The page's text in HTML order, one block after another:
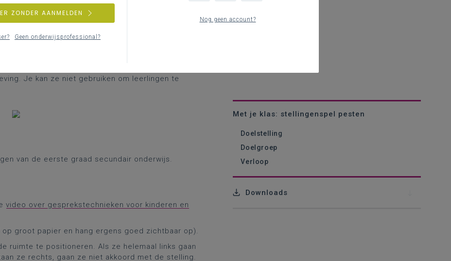
Met je klas: stellingenspel pesten
Doelstelling
Doelgroep
Verloop
Downloads
inzicht te krijgen in de ervaringen, meningen,
vormen van pesten. Deze oefening werd dus
aan kwaliteitsontwikkeling.
Je kan ze niet gebruiken om leerlingen te
van de eerste graad secundair onderwijs.
video over gesprekstechnieken voor kinderen en
groot papier en hang ergens goed zichtbaar op).
ruimte te positioneren. Als ze helemaal links gaan
ze rechts, gaan ze niet akkoord met de stelling.
Nog geen account?
ZONDER AANMELDEN
Geen onderwijsprofessional?